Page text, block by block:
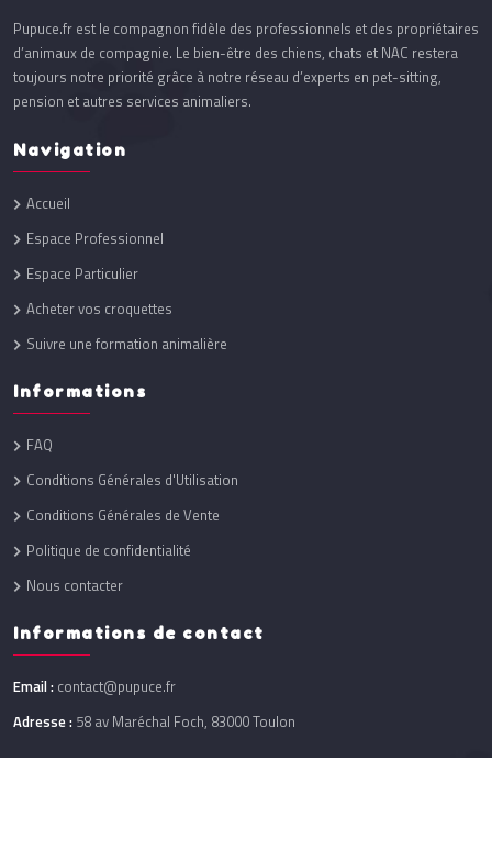
Pupuce.fr est le compagnon fidèle des professionnels et des propriétaires
d’animaux de compagnie. Le bien-être des chiens, chats et NAC restera
toujours notre priorité grâce à notre réseau d’experts en pet-sitting,
pension et autres services animaliers.
Navigation
Accueil
Espace Professionnel
Espace Particulier
Acheter vos croquettes
Suivre une formation animalière
Informations
FAQ
Conditions Générales d'Utilisation
Conditions Générales de Vente
Politique de confidentialité
Nous contacter
Informations de contact
Email : contact@pupuce.fr
Adresse : 58 av Maréchal Foch, 83000 Toulon